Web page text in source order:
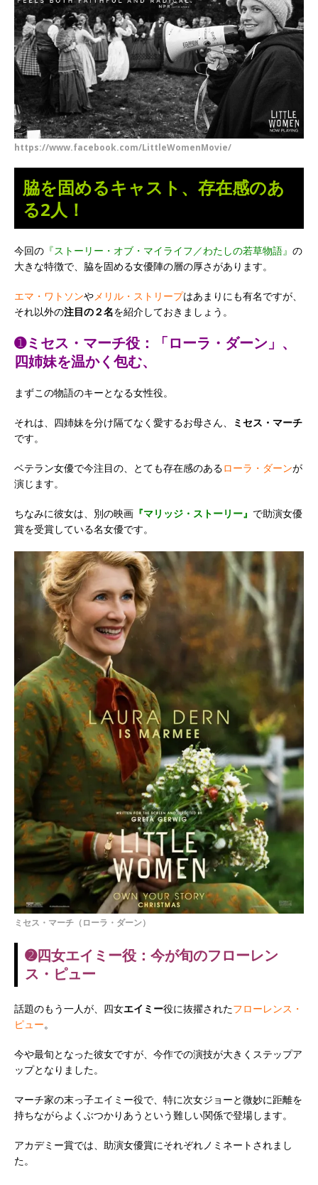
https://www.facebook.com/LittleWomenMovie/
脇を固めるキャスト、存在感のあ
る2人！
今回の 『ストーリー・オブ・マイライフ／わたしの若草物語』 の
大きな特徴で、脇を固める女優陣の層の厚さがあります。
エマ・ワトソンやメリル・ストリープはあまりにも有名ですが、
それ以外の注目の２名を紹介しておきましょう。
➊ミセス・マーチ役：「ローラ・ダーン」、
四姉妹を温かく包む、
まずこの物語のキーとなる女性役。
それは、四姉妹を分け隔てなく愛するお母さん、
ミセス・マーチ
です。
ベテラン女優で今注目の、とても存在感のあるローラ・ダーンが
演じます。
ちなみに彼女は、別の映画 『マリッジ・ストーリー』 で助演女優
賞を受賞している名女優です。
ミセス・マーチ（ローラ・ダーン）
➋四女エイミー役：今が旬のフローレン
ス・ピュー
話題のもう一人が、四女エイミー役に抜擢されたフローレンス・
ピュー。
今や最旬となった彼女ですが、今作での演技が大きくステップア
ップとなりました。
マーチ家の末っ子エイミー役で、特に次女ジョーと微妙に距離を
持ちながらよくぶつかりあうという難しい関係で登場します。
アカデミー賞では、助演女優賞にそれぞれノミネートされまし
た。